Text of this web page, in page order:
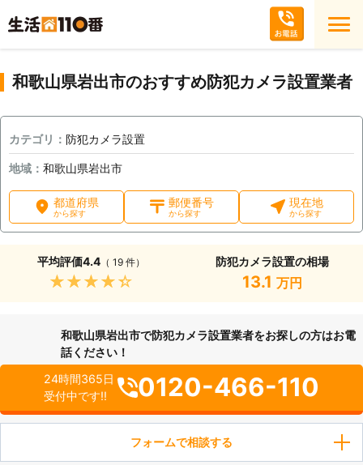
和歌山県岩出市のおすすめ防犯カメラ設置業者
カテゴリ： 防犯カメラ設置
地域： 和歌山県岩出市
都道府県
から探す
郵便番号
から探す
現在地
から探す
平均評価4.4（ 19 件）
★★★★★
防犯カメラ設置の相場
13.1 万円
和歌山県岩出市で防犯カメラ設置業者をお探しの方はお電
話ください！
24時間365日
受付中です!!
0120-466-110
フォームで相談する